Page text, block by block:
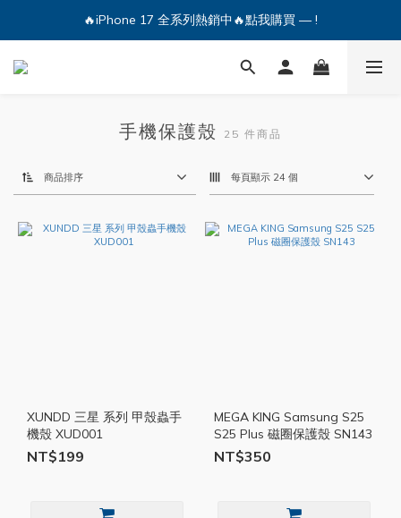
🔥iPhone 17 全系列熱銷中🔥點我購買 — !
🔥iPhone 17 全系列熱銷中🔥點我購買 — !
💕加入Q哥 Line 新好友領優惠券！🎫
手機保護殼 25 件商品
商品排序 每頁顯示 24 個
XUNDD 三星 系列 甲殼蟲手
機殼 XUD001
NT$199
MEGA KING Samsung S25
S25 Plus 磁圈保護殼 SN143
NT$350